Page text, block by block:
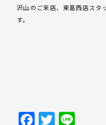
沢山のご来店、東葛西店スタ
す。
Facebook
Twitter